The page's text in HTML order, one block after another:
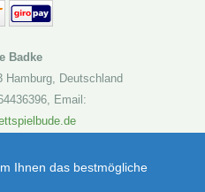
Badke
Hamburg
Deutschland
, Email:
| Artikelnummer:
Ihnen das bestmögliche